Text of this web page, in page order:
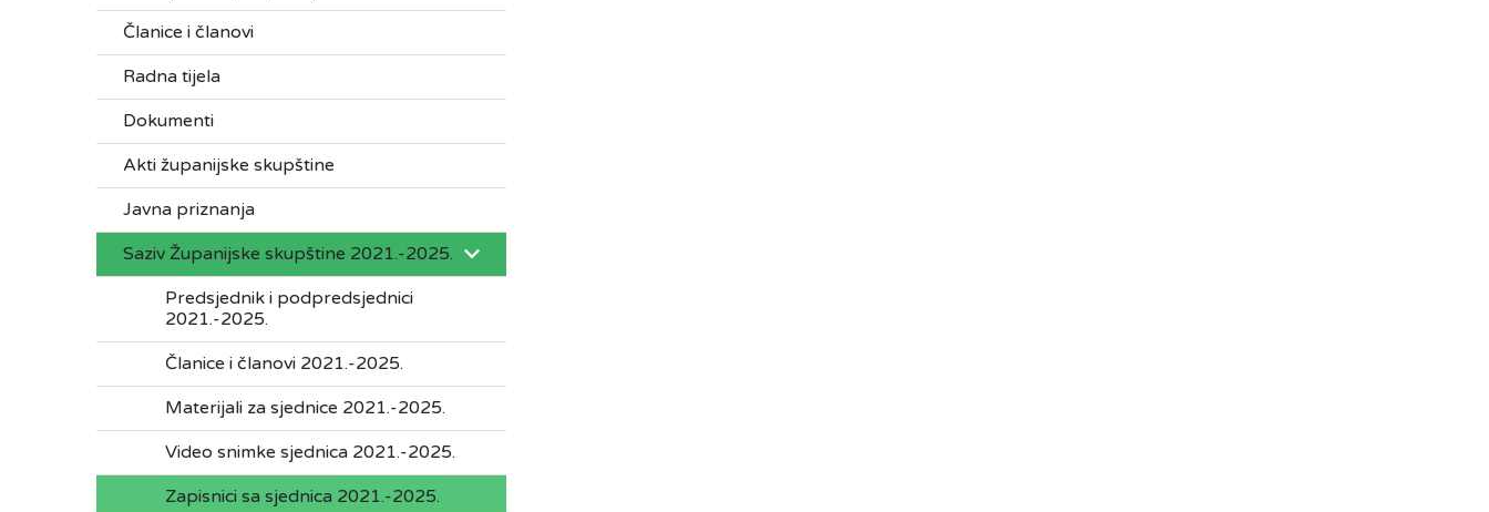
Članice i članovi
Radna tijela
Dokumenti
Akti županijske skupštine
Javna priznanja
Saziv Županijske skupštine 2021.-2025.
Predsjednik i podpredsjednici
2021.-2025.
Članice i članovi 2021.-2025.
Materijali za sjednice 2021.-2025.
Video snimke sjednica 2021.-2025.
Zapisnici sa sjednica 2021.-2025.